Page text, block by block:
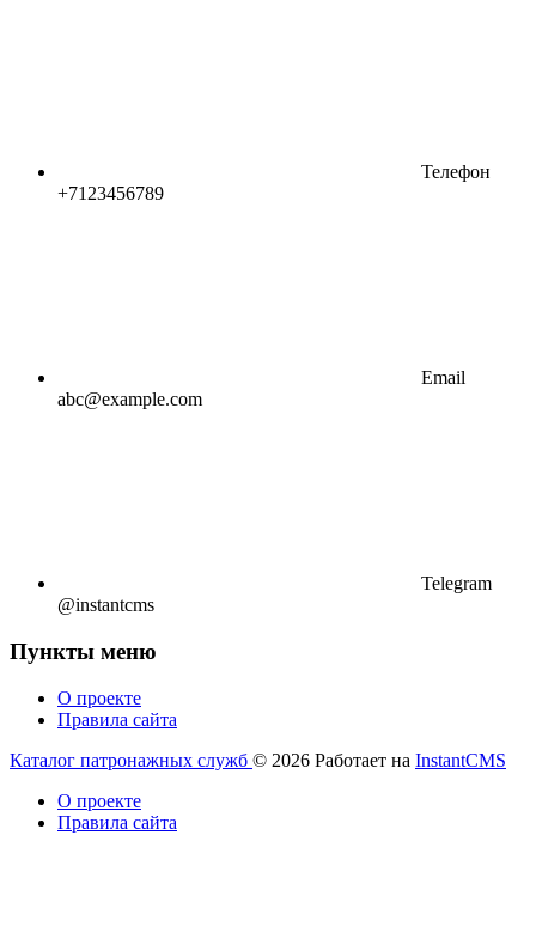
Телефон
+7123456789
Email
abc@example.com
Telegram
@instantcms
Пункты меню
О проекте
Правила сайта
Каталог патронажных служб © 2026 Работает на InstantCMS
О проекте
Правила сайта